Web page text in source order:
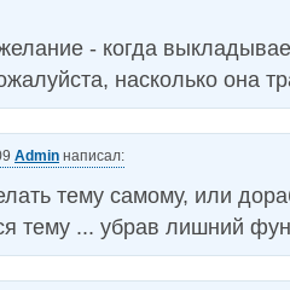
- когда
насколько она
Admin написал:
тему самому, или
тему ... убрав лишний